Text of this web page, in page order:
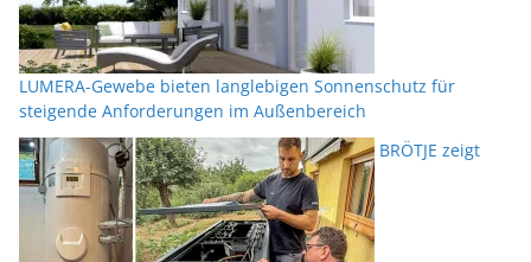
LUMERA-Gewebe bieten langlebigen Sonnenschutz für
steigende Anforderungen im Außenbereich
BRÖTJE zeigt